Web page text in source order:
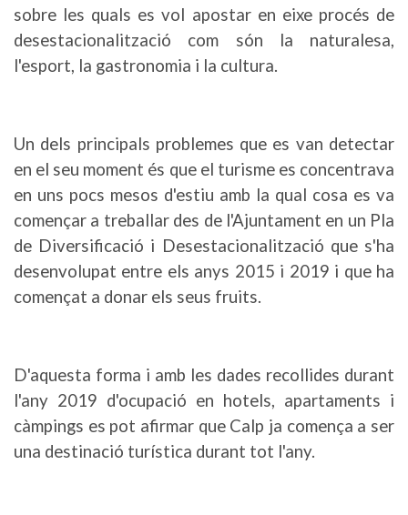
sobre les quals es vol apostar en eixe procés de
desestacionalització com són la naturalesa,
l'esport, la gastronomia i la cultura.
Un dels principals problemes que es van detectar
en el seu moment és que el turisme es concentrava
en uns pocs mesos d'estiu amb la qual cosa es va
començar a treballar des de l'Ajuntament en un Pla
de Diversificació i Desestacionalització que s'ha
desenvolupat entre els anys 2015 i 2019 i que ha
començat a donar els seus fruits.
D'aquesta forma i amb les dades recollides durant
l'any 2019 d'ocupació en hotels, apartaments i
càmpings es pot afirmar que Calp ja comença a ser
una destinació turística durant tot l'any.